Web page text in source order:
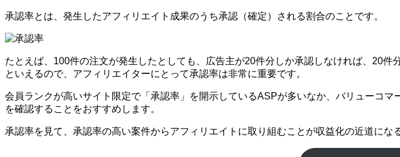
承認率とは、発生したアフィリエイト成果のうち承認（確定）される割合のことです。
たとえば、100件の注文が発生したとしても、広告主が20件分しか承認しなければ、20
といえるので、アフィリエイターにとって承認率は非常に重要です。
会員ランクが高いサイト限定で「承認率」を開示しているASPが多いなか、バリューコ
を確認することをおすすめします。
承認率を見て、承認率の高い案件からアフィリエイトに取り組むことが収益化の近道にな